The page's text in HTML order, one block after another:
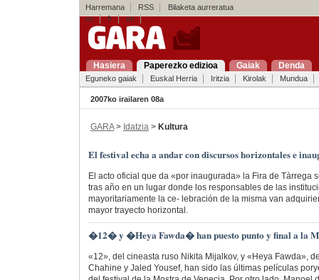
Harremana RSS
Bilaketa aurreratua
es
fr en
Hasiera Paperezko edizioa Gaiak Denda
Eguneko gaiak Euskal Herria Iritzia Kirolak Mundua
2007ko irailaren 08a
GARA> Idatzia > Kultura
El festival echa a andar con discursos horizontales e
El acto oficial que da «por inaugurada» la Fira de Tàrrega
tras año en un lugar donde los responsables de las
mayoritariamente la ce- lebración de la misma van
mayor trayecto horizontal.
�12� y �Heya Fawda� han puesto punto y final a la
«12», del cineasta ruso Nikita Mijalkov, y «Heya Fawda»,
Chahine y Jaled Yousef, han sido las últimas películas